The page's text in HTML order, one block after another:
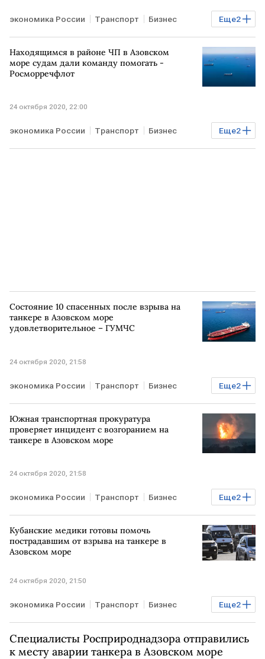
Еще2
экономика России Транспорт Бизнес
Энергетика РОССИЯ
Находящимся в районе ЧП в Азовском
море судам дали команду помогать -
Росморречфлот
24 октября 2020, 22:00
Еще2
экономика России Транспорт Бизнес
Энергетика РОССИЯ
Состояние 10 спасенных после взрыва на
танкере в Азовском море
удовлетворительное – ГУМЧС
24 октября 2020, 21:58
Еще2
экономика России Транспорт Бизнес
Энергетика РОССИЯ
Южная транспортная прокуратура
проверяет инцидент с возгоранием на
танкере в Азовском море
24 октября 2020, 21:58
Еще2
экономика России Транспорт Бизнес
Энергетика РОССИЯ
Кубанские медики готовы помочь
пострадавшим от взрыва на танкере в
Азовском море
24 октября 2020, 21:50
Еще2
экономика России Транспорт Бизнес
Энергетика РОССИЯ
Специалисты Росприроднадзора отправились
к месту аварии танкера в Азовском море